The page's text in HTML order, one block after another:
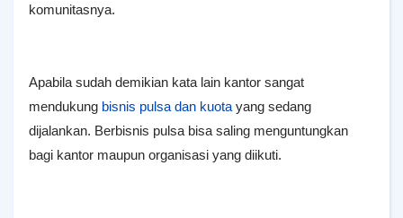
komunitasnya.
Apabila sudah demikian kata lain kantor sangat
mendukung bisnis pulsa dan kuota yang sedang
dijalankan. Berbisnis pulsa bisa saling menguntungkan
bagi kantor maupun organisasi yang diikuti.